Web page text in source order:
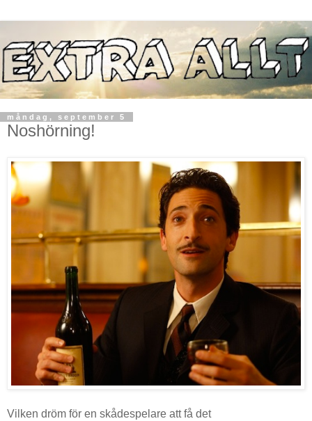
måndag, september 5
Noshörning!
Vilken dröm för en skådespelare att få det